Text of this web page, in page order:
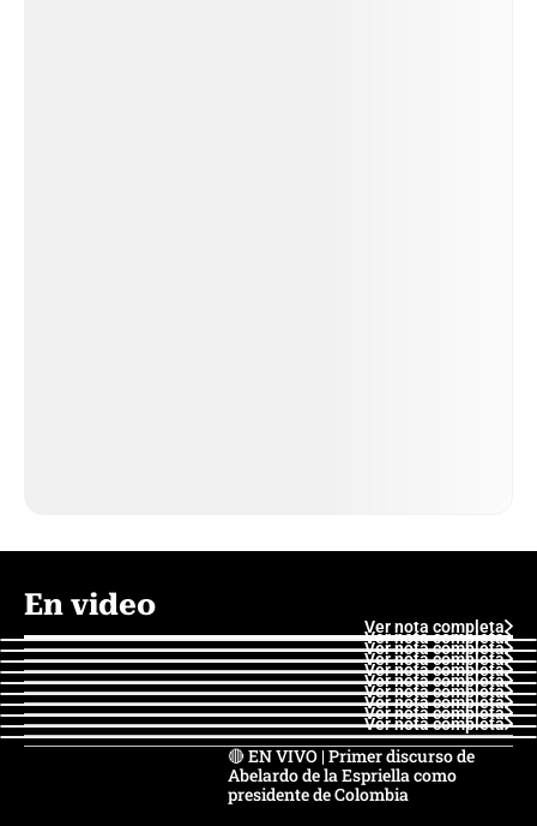
En video
Ver nota completa
Ver nota completa
Ver nota completa
Ver nota completa
Ver nota completa
Ver nota completa
Ver nota completa
Ver nota completa
Ver nota completa
Ver nota completa
🔴 EN VIVO | Primer discurso de
Abelardo de la Espriella como
presidente de Colombia